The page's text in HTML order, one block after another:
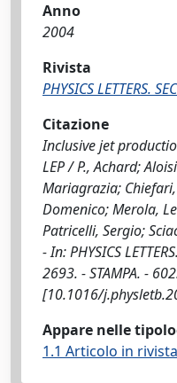
Anno
2004
Rivista
PHYSICS LETTERS.
Citazione
Inclusive jet
LEP / P., Achard;
Mariagrazia; Chiefari,
Domenico; Merola,
Patricelli, Sergio;
- In: PHYSICS
2693. - STAMPA. -
[10.1016/
Appare nelle
1.1 Articolo in rivista